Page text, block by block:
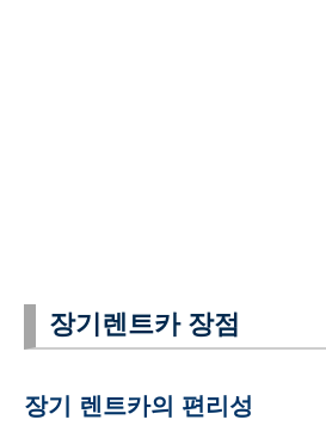
장기렌트카 장점
장기 렌트카의 편리성